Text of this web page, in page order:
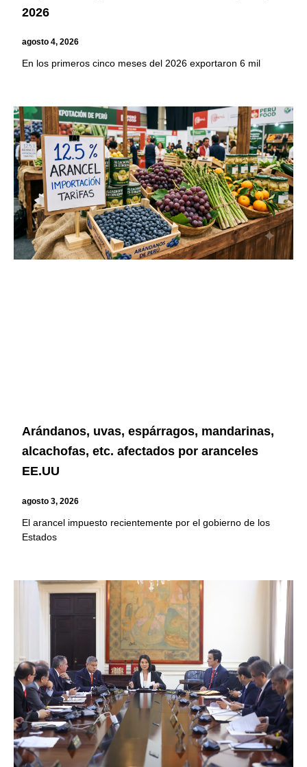
2026
agosto 4, 2026
En los primeros cinco meses del 2026 exportaron 6 mil
Arándanos, uvas, espárragos, mandarinas,
alcachofas, etc. afectados por aranceles
EE.UU
agosto 3, 2026
El arancel impuesto recientemente por el gobierno de los
Estados